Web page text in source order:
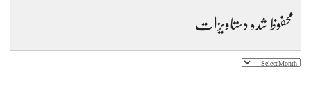
محفوظ شدہ دستاویزات
محفوظ